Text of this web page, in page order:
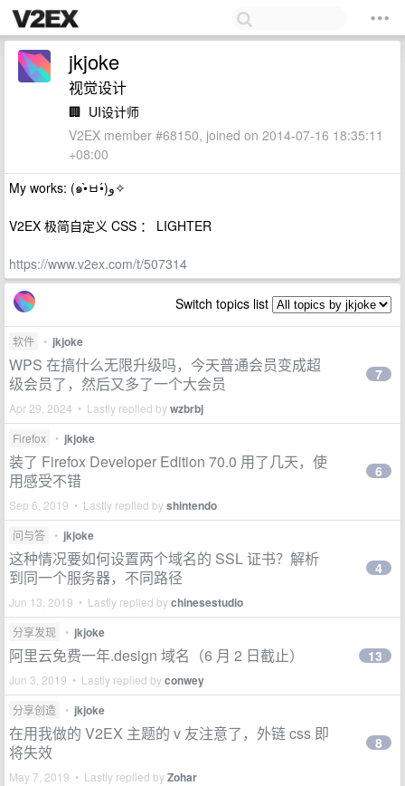
jkjoke
视觉设计
🏢 UI设计师
V2EX member #68150, joined on 2014-07-16 18:35:11
+08:00
My works: (๑•̀ㅂ•́)و✧
V2EX 极简自定义 CSS ： LIGHTER
https://www.v2ex.com/t/507314
Switch topics list
软件 • jkjoke
WPS 在搞什么无限升级吗，今天普通会员变成超
级会员了，然后又多了一个大会员
Apr 29, 2024 • Lastly replied bywzbrbj
7
Firefox • jkjoke
装了 Firefox Developer Edition 70.0 用了几天，使
用感受不错
Sep 6, 2019 • Lastly replied byshintendo
6
问与答 • jkjoke
这种情况要如何设置两个域名的 SSL 证书？解析
到同一个服务器，不同路径
Jun 13, 2019 • Lastly replied bychinesestudio
4
分享发现 • jkjoke
阿里云免费一年.design 域名（6 月 2 日截止）
Jun 3, 2019 • Lastly replied byconwey
13
分享创造 • jkjoke
在用我做的 V2EX 主题的 v 友注意了，外链 css 即
将失效
May 7, 2019 • Lastly replied byZohar
8